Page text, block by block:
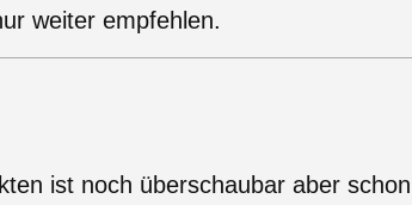
weiter empfehlen.
ist noch überschaubar aber schon